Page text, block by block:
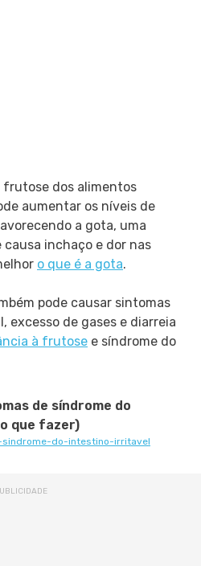
frutose dos alimentos
aumentar os níveis de
a gota, uma
inchaço e dor nas
o que é a gota.
pode causar sintomas
excesso de gases e diarreia
à frutose e síndrome do
de síndrome do
que fazer)
do-intestino-irritavel